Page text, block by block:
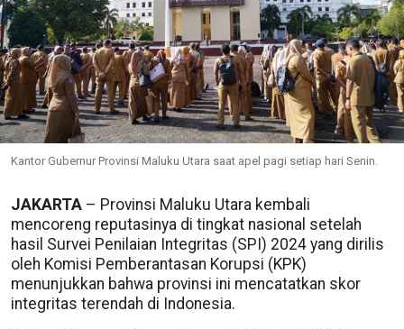
Kantor Gubernur Provinsi Maluku Utara saat apel pagi setiap hari Senin.
JAKARTA – Provinsi Maluku Utara kembali
mencoreng reputasinya di tingkat nasional setelah
hasil Survei Penilaian Integritas (SPI) 2024 yang dirilis
oleh Komisi Pemberantasan Korupsi (KPK)
menunjukkan bahwa provinsi ini mencatatkan skor
integritas terendah di Indonesia.